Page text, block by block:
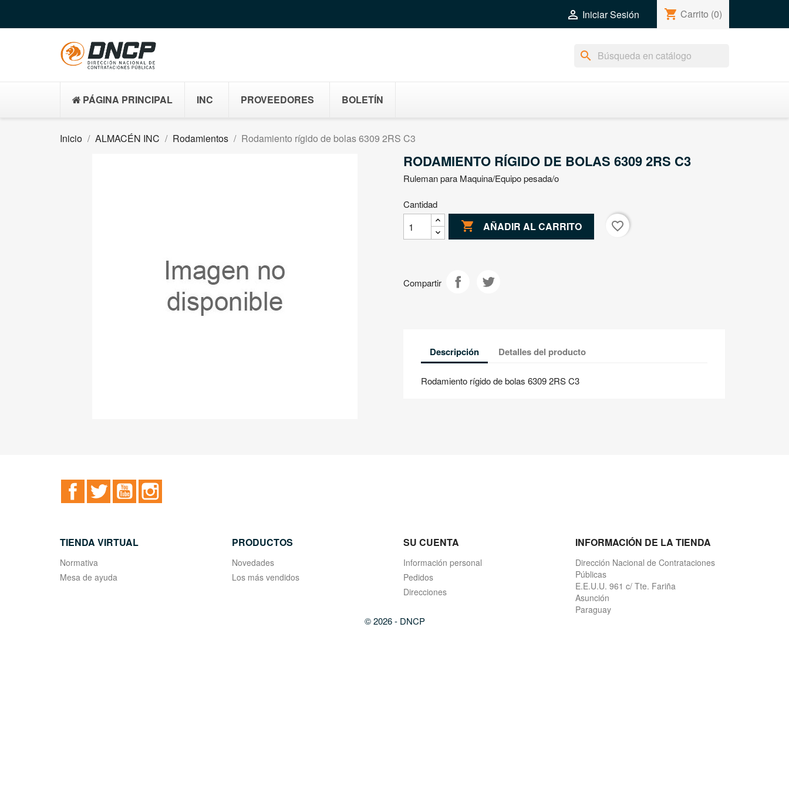
 Iniciar Sesión shopping_cart Carrito (0)
search
PÁGINA PRINCIPAL INC PROVEEDORES BOLETÍN
Inicio ALMACÉN INC Rodamientos Rodamiento rígido de bolas 6309 2RS C3
RODAMIENTO RÍGIDO DE BOLAS 6309 2RS C3
Ruleman para Maquina/Equipo pesada/o
Cantidad
 AÑADIR AL CARRITO favorite_border
Compartir
Descripción Detalles del producto
Rodamiento rígido de bolas 6309 2RS C3
FacebookTwitter YouTube
TIENDA VIRTUAL
Normativa
Mesa de ayuda
PRODUCTOS
Novedades
Los más vendidos
SU CUENTA
Información personal
Pedidos
Direcciones
INFORMACIÓN DE LA TIENDA
Dirección Nacional de Contrataciones
Públicas
E.E.U.U. 961 c/ Tte. Fariña
Asunción
Paraguay
© 2026 - DNCP